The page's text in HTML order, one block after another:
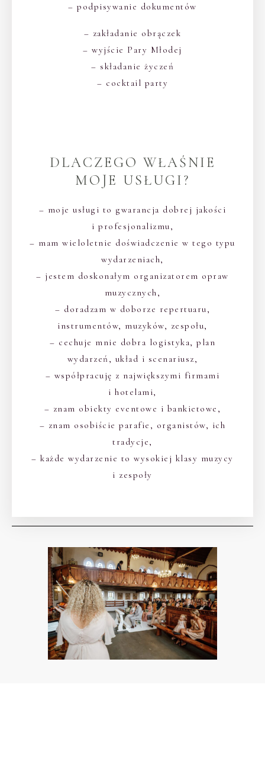
– podpisywanie dokumentów
– zakładanie obrączek
– wyjście Pary Młodej
– składanie życzeń
– cocktail party
DLACZEGO WŁAŚNIE
MOJE USŁUGI?
– moje usługi to gwarancja dobrej jakości
i profesjonalizmu,
– mam wieloletnie doświadczenie w tego typu
wydarzeniach,
– jestem doskonałym organizatorem opraw
muzycznych,
– doradzam w doborze repertuaru,
instrumentów, muzyków, zespołu,
– cechuje mnie dobra logistyka, plan
wydarzeń, układ i scenariusz,
– współpracuję z największymi firmami
i hotelami,
– znam obiekty eventowe i bankietowe,
– znam osobiście parafie, organistów, ich
tradycje,
– każde wydarzenie to wysokiej klasy muzycy
i zespoły